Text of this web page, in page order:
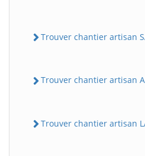
Trouver chantier artisan
Trouver chantier artisan
Trouver chantier artisan